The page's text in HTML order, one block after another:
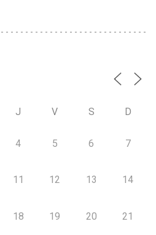
J V S D
4 5 6 7
11 12 13 14
18 19 20 21